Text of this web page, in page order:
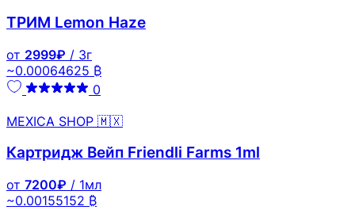
ТРИМ Lemon Haze
от 2999₽ / 3г
~0.00064625 ₿
0
MEXICA SHOP 🇲🇽
Картридж Вейп Friendli Farms 1ml
от 7200₽ / 1мл
~0.00155152 ₿